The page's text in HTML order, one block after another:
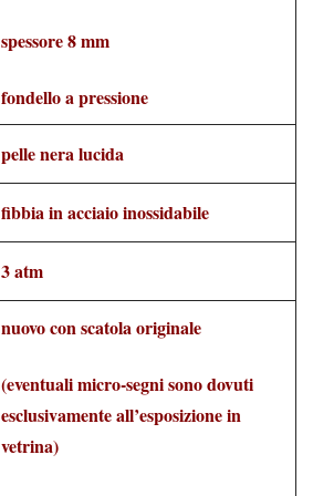
spessore 8 mm
fondello a pressione
pelle nera lucida
fibbia in acciaio inossidabile
3 atm
nuovo con scatola originale
(eventuali micro-segni sono dovuti
esclusivamente all’esposizione in
vetrina)